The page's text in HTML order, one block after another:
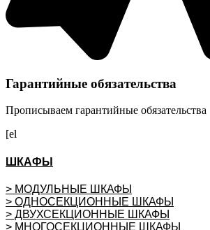
Гарантийные обязательства
Прописываем гарантийные обязательства
[el
ШКАФЫ
> МОДУЛЬНЫЕ ШКАФЫ
> ОДНОСЕКЦИОННЫЕ ШКАФЫ
> ДВУХСЕКЦИОННЫЕ ШКАФЫ
> МНОГОСЕКЦИОННЫЕ ШКАФЫ